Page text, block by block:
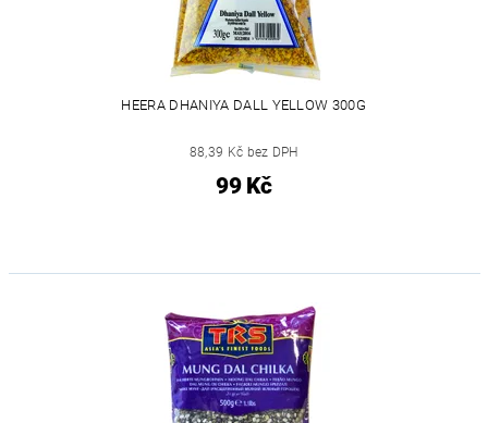
HEERA DHANIYA DALL YELLOW 300G
88,39 Kč bez DPH
99 Kč